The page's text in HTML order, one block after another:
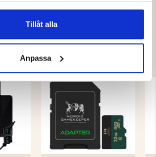
Tillåt alla
Anpassa
OCKSÅ ÄR INTRESSERAD
AV